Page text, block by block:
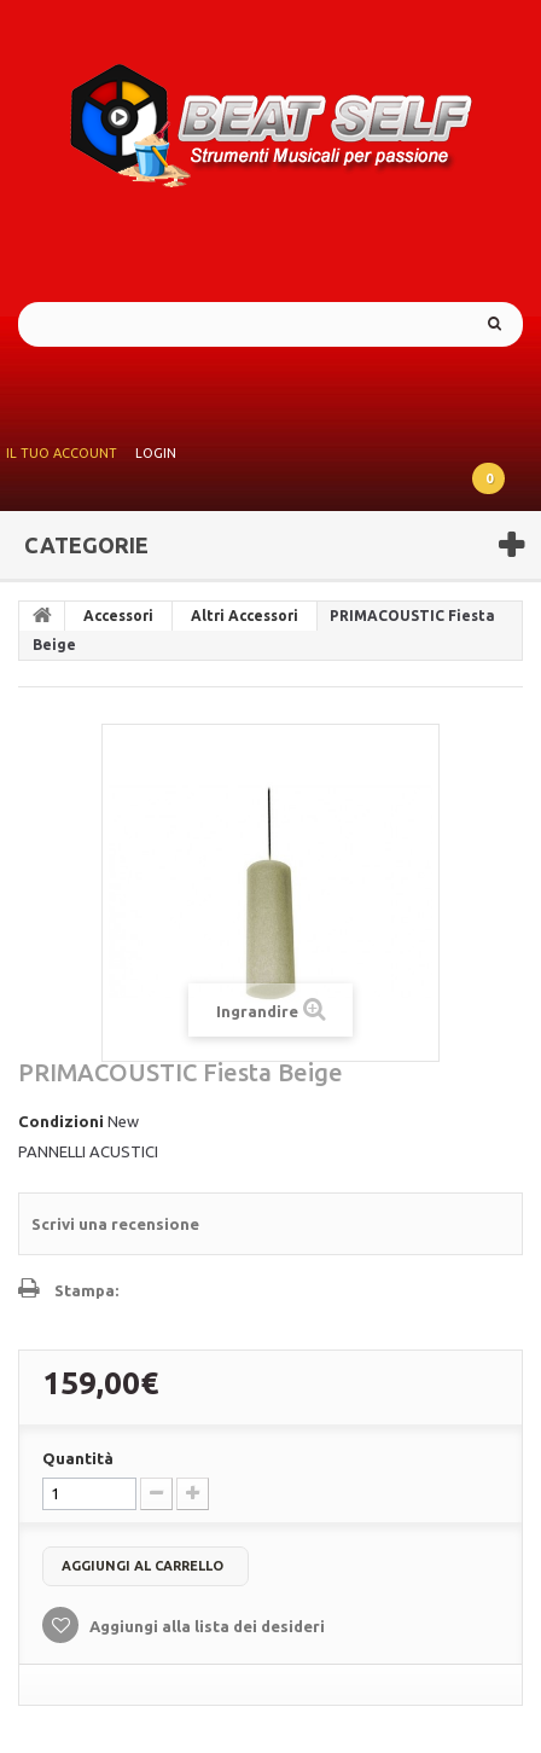
IL TUO ACCOUNT
LOGIN
0
CATEGORIE
Accessori Altri Accessori
PRIMACOUSTIC Fiesta
Beige
Ingrandire
PRIMACOUSTIC Fiesta Beige
Condizioni New
PANNELLI ACUSTICI
Scrivi una recensione
Stampa:
159,00€
Quantità
AGGIUNGI AL CARRELLO
Aggiungi alla lista dei desideri